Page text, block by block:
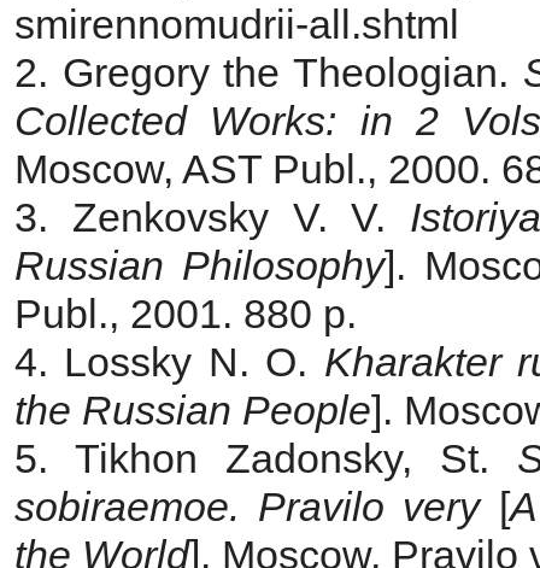
smirennomudrii-all.shtml
2. Gregory the Theologian.
Collected Works: in 2
Moscow, AST Publ., 2000.
3. Zenkovsky V. V.
Russian Philosophy].
Publ., 2001. 880 p.
4. Lossky N. O. Kharakter
the Russian People].
5. Tikhon Zadonsky, St.
sobiraemoe. Pravilo very [
the World]. Moscow, Pravilo